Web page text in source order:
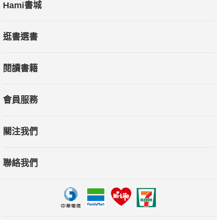
Hami書城
逛書選書
閱讀書籍
會員服務
關注我們
聯絡我們